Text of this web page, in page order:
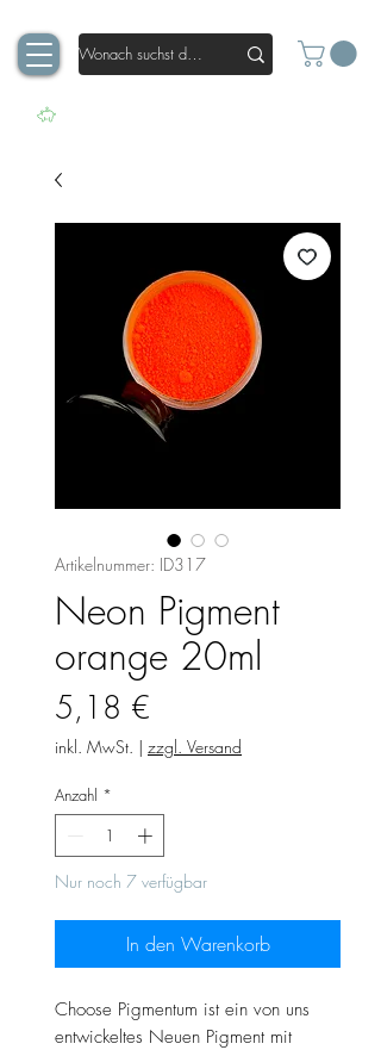
Artikelnummer: ID317
Neon Pigment
orange 20ml
5,18 €
inkl. MwSt. | zzgl. Versand
Anzahl *
Nur noch 7 verfügbar
In den Warenkorb
Choose Pigmentum ist ein von uns
entwickeltes Neuen Pigment mit